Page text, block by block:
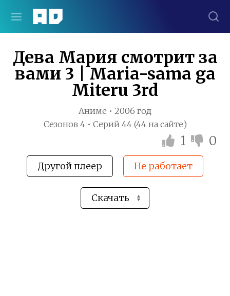
Дева Мария смотрит за
вами 3 | Maria-sama ga
Miteru 3rd
Аниме • 2006 год
Сезонов 4 • Серий 44 (44 на сайте)
1 0
Другой плеер Не работает